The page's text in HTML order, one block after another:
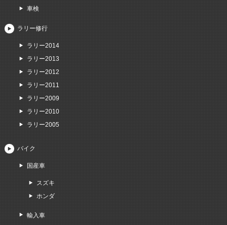
車検
ラリー修行
ラリー2014
ラリー2013
ラリー2012
ラリー2011
ラリー2009
ラリー2010
ラリー2005
バイク
国産車
スズキ
ホンダ
輸入車